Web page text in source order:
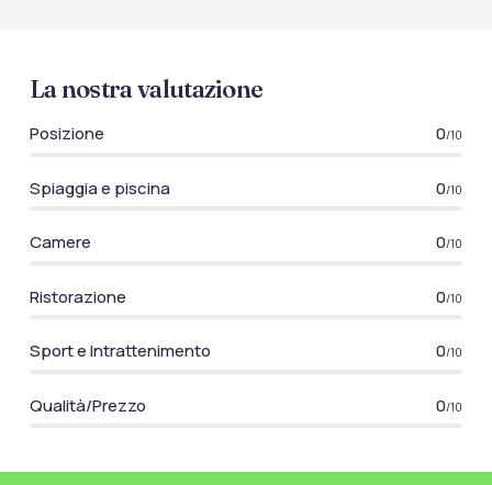
La nostra valutazione
Posizione 0/10
Spiaggia e piscina 0/10
Camere 0/10
Ristorazione 0/10
Sport e Intrattenimento 0/10
Qualità/Prezzo 0/10